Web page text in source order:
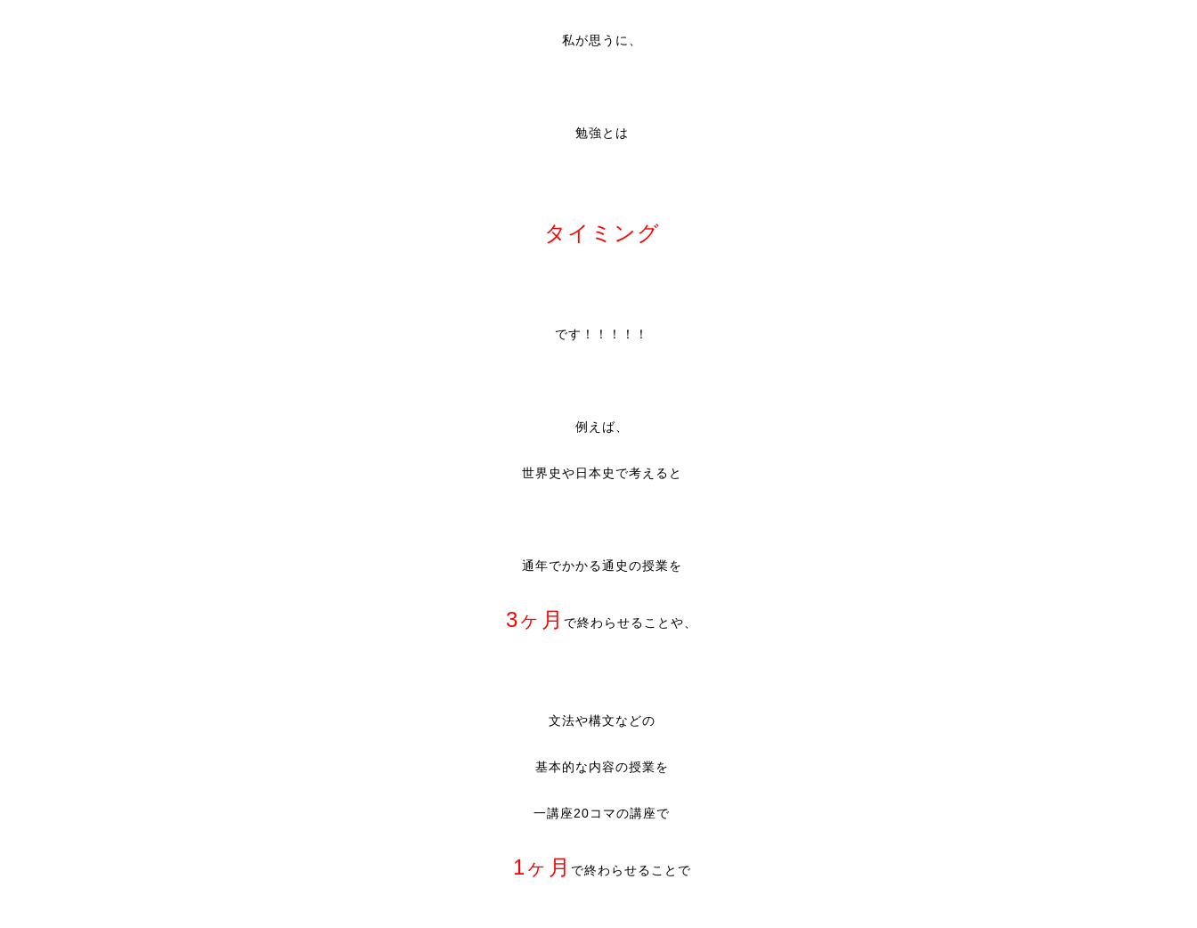
私が思うに、
勉強とは
タイミング
です！！！！！
例えば、
世界史や日本史で考えると
通年でかかる通史の授業を
3ヶ月 で終わらせることや、
文法や構文などの
基本的な内容の授業を
一講座20コマの講座で
1ヶ月 で終わらせることで